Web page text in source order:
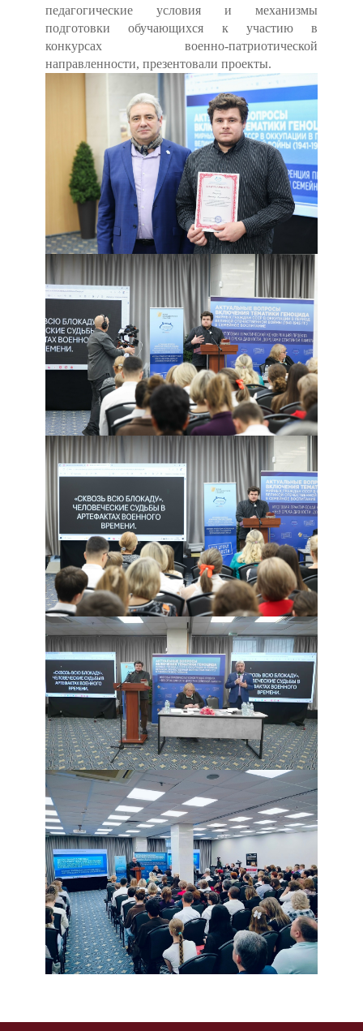
педагогические условия и механизмы
подготовки обучающихся к участию в
конкурсах военно-патриотической
направленности, презентовали проекты.